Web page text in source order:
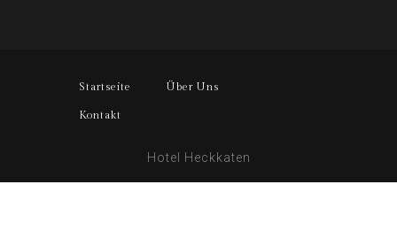
Startseite Über Uns
Kontakt
Hotel Heckkaten